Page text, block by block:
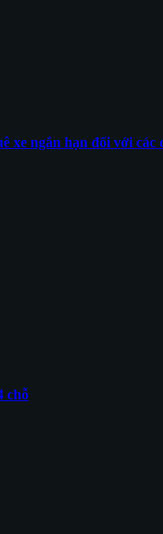
xe ngắn hạn đối với các
chỗ